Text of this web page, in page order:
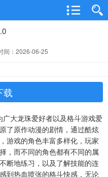
间：2026-06-25
载
广大龙珠爱好者以及格斗游戏爱
了原作动漫的剧情，通过酷炫
游戏的角色丰富多样化，玩家
，而不同的角色都有不同的属
断地练习，以及了解技能的连
到热血喷张的格斗快感，无论